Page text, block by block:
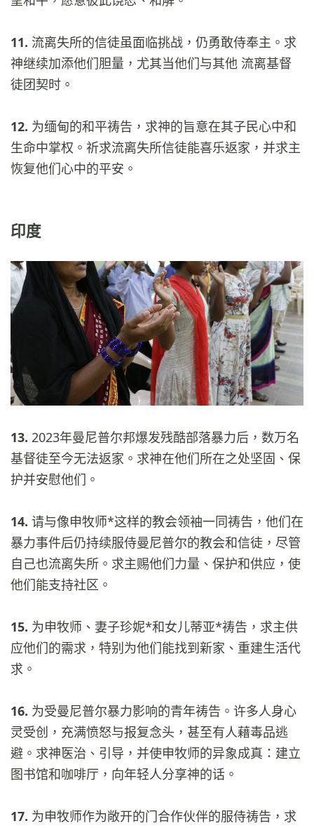
11. 流离失所的信徒虽面临挑战，仍勇敢侍奉主。求
神继续加添他们胆量，尤其当他们与其他 流离基督
徒团契时。
12. 为缅甸的和平祷告，求神的旨意在其子民心中和
生命中掌权。祈求流离失所信徒能喜乐返家，并求主
恢复他们心中的平安。
印度
13. 2023年曼尼普尔邦爆发残酷部落暴力后，数万名
基督徒至今无法返家。求神在他们所在之处坚固、保
护并安慰他们。
14. 请与像申牧师*这样的教会领袖一同祷告，他们在
暴力事件后仍持续服侍曼尼普尔的教会和信徒，尽管
自己也流离失所。求主赐他们力量、保护和供应，使
他们能支持社区。
15. 为申牧师、妻子珍妮*和女儿蒂亚*祷告，求主供
应他们的需求，特别为他们能找到新家、重建生活代
求。
16. 为受曼尼普尔暴力影响的青年祷告。许多人身心
灵受创，充满愤怒与报复念头，甚至有人藉毒品逃
避。求神医治、引导，并使申牧师的异象成真：建立
图书馆和咖啡厅，向年轻人分享神的话。
17. 为申牧师作为敞开的门合作伙伴的服侍祷告，求